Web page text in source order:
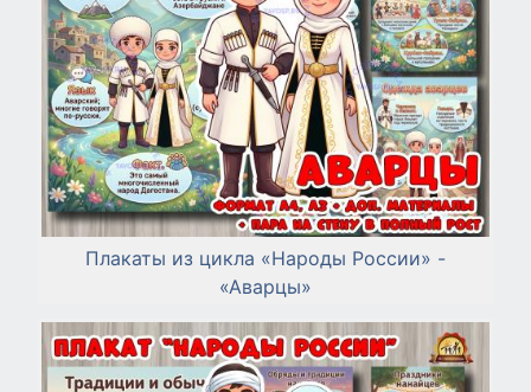
Плакаты из цикла «Народы России» -
«Аварцы»